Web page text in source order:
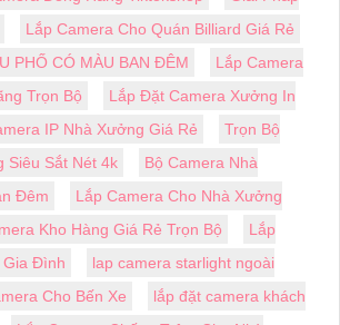
Lắp Camera Cho Quán Billiard Giá Rẻ
PHỐ CÓ MÀU BAN ĐÊM
Lắp Camera
Trọn Bộ
Lắp Đặt Camera Xưởng In
IP Nhà Xưởng Giá Rẻ
Trọn Bộ
Siêu Sắt Nét 4k
Bộ Camera Nhà
Đêm
Lắp Camera Cho Nhà Xưởng
Kho Hàng Giá Rẻ Trọn Bộ
Lắp
Gia Đình
lap camera starlight ngoài
Cho Bến Xe
lắp đặt camera khách